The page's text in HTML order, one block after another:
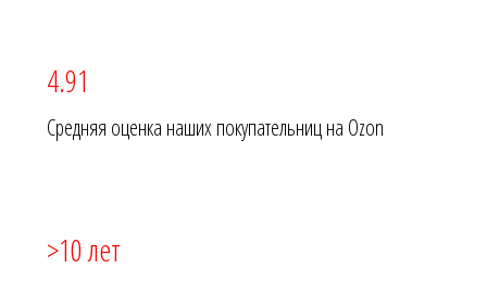
4.91
Средняя оценка наших покупательниц на Ozon
>10 лет